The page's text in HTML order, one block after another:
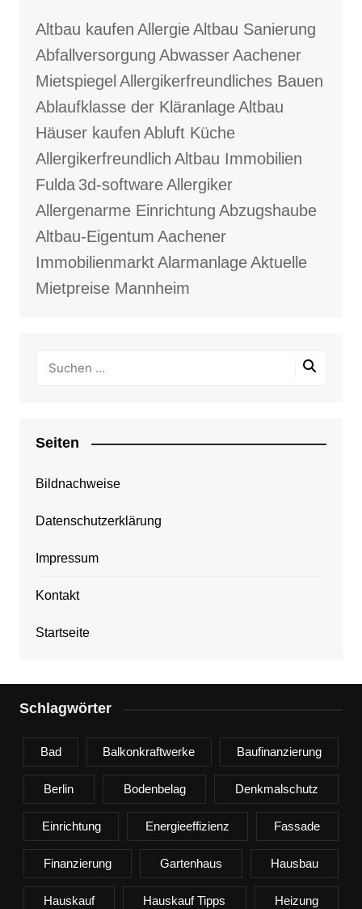
Altbau kaufen AllergieAltbau Sanierung
Abfallversorgung AbwasserAachener
Mietspiegel Allergikerfreundliches Bauen
Ablaufklasse der KläranlageAltbau
Häuser kaufen Abluft Küche
Allergikerfreundlich Altbau Immobilien
Fulda 3d-softwareAllergiker
Allergenarme Einrichtung Abzugshaube
Altbau-Eigentum Aachener
ImmobilienmarktAlarmanlageAktuelle
Mietpreise Mannheim
Seiten
Bildnachweise
Datenschutzerklärung
Impressum
Kontakt
Startseite
Schlagwörter
Bad Balkonkraftwerke Baufinanzierung
Berlin Bodenbelag Denkmalschutz
Einrichtung Energieeffizienz Fassade
Finanzierung Gartenhaus Hausbau
Hauskauf Hauskauf Tipps Heizung